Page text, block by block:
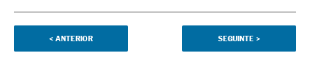
< ANTERIOR SEGUINTE >